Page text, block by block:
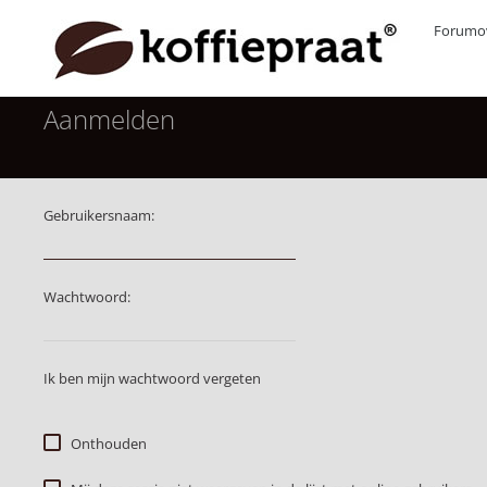
Aanmelden
Gebruikersnaam:
Wachtwoord:
Ik ben mijn wachtwoord vergeten
Onthouden